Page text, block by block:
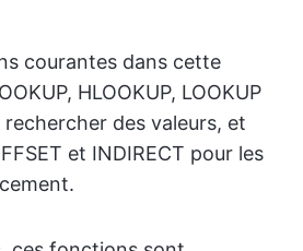
courantes dans cette
HLOOKUP, LOOKUP
rechercher des valeurs, et
et INDIRECT pour les